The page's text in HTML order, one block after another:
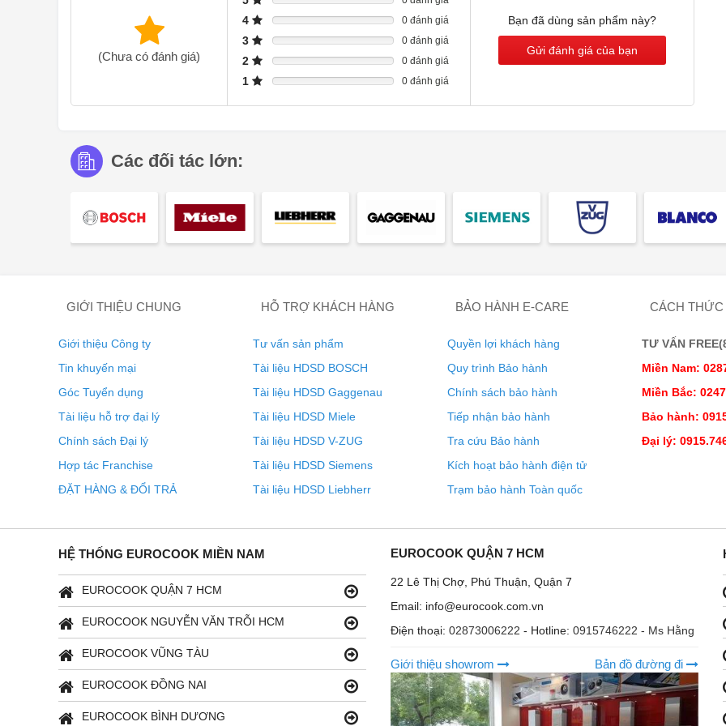
chương trình - nhiệt độ phù hợp và khí hậu buồng nấu phù hợp đã được cài đặt sẵn.
NHANH CHÓNG VÀ NHẸ NHÀNG - Liên tục điều chỉnh dịch vụ
Kết quả hoàn hảo trong thời gian ngắn: Nhờ công nghệ biến tần, công suất vi sóng được điều chỉnh liên tục.
Với Quick&Gentle, lần đầu tiên bạn có thể kết hợp nhiệt thông thường với công suất vi sóng biến đổi liên tục - chính
xác theo cách bạn muốn. Kết quả: thời gian chuẩn bị được rút ngắn và các món ăn được nấu theo ý thích của bạn.
Điều này được thực hiện nhờ công nghệ biến tần cải tiến – giúp linh hoạt hơn khi nấu nướng trong cuộc sống hàng
ngày.
(Chưa có đánh giá)
4 0 đánh giá
3 0 đánh giá
2 0 đánh giá
1 0 đánh giá
Bạn đã dùng sản phẩm này?
Gửi đánh giá của bạn
Các đối tác lớn:
GIỚI THIỆU CHUNG
Giới thiệu Công ty
Tin khuyến mại
Góc Tuyển dụng
Tài liệu hỗ trợ đại lý
Chính sách Đại lý
Hợp tác Franchise
ĐẶT HÀNG & ĐỔI TRẢ
HỖ TRỢ KHÁCH HÀNG
Tư vấn sản phẩm
Tài liệu HDSD BOSCH
Tài liệu HDSD Gaggenau
Tài liệu HDSD Miele
Tài liệu HDSD V-ZUG
Tài liệu HDSD Siemens
Tài liệu HDSD Liebherr
BẢO HÀNH E-CARE
Quyền lợi khách hàng
Quy trình Bảo hành
Chính sách bảo hành
Tiếp nhận bảo hành
Tra cứu Bảo hành
Kích hoạt bảo hành điện tử
Trạm bảo hành Toàn quốc
CÁCH THỨC
TƯ VẤN
Miền Nam:
Miền Bắc:
Bảo hành:
Đại lý:
HỆ THỐNG EUROCOOK MIỀN NAM
EUROCOOK QUẬN 7 HCM
EUROCOOK NGUYỄN VĂN TRỖI HCM
EUROCOOK VŨNG TÀU
EUROCOOK ĐỒNG NAI
EUROCOOK BÌNH DƯƠNG
EUROCOOK QUẬN 7 HCM
22 Lê Thị Chợ, Phú Thuận, Quận 7
Email: info@eurocook.com.vn
Điện thoại: 02873006222 - Hotline: 0915746222 - Ms Hằng
Giới thiệu showrom Bản đồ đường đi